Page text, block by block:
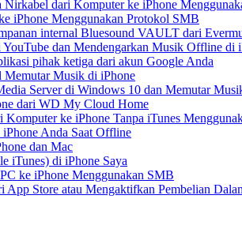
Nirkabel dari Komputer ke iPhone
iPhone Menggunakan Protokol SMB
internal Bluesound VAULT dari
dan Mendengarkan Musik Offline di
pihak ketiga dari akun Google Anda
Memutar Musik di iPhone
Server di Windows 10 dan Memutar
dari WD My Cloud Home
Komputer ke iPhone Tanpa iTunes
Anda Saat Offline
dan Mac
iTunes) di iPhone Saya
ke iPhone Menggunakan SMB
App Store atau Mengaktifkan Pembelian